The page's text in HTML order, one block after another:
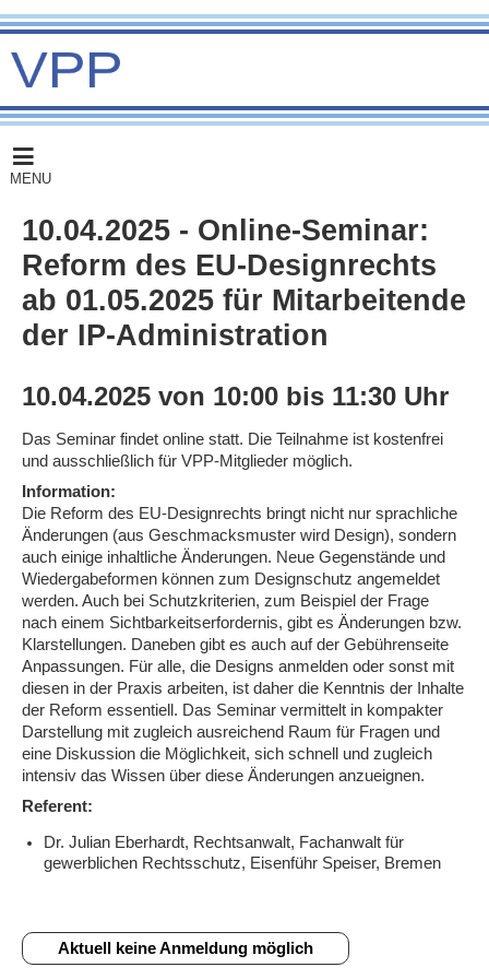
MENU
10.04.2025 - Online-Seminar:
Reform des EU-Designrechts
ab 01.05.2025 für Mitarbeitende
der IP-Administration
10.04.2025 von 10:00 bis 11:30 Uhr
Das Seminar findet online statt. Die Teilnahme ist kostenfrei
und ausschließlich für VPP-Mitglieder möglich.
Information:
Die Reform des EU-Designrechts bringt nicht nur sprachliche
Änderungen (aus Geschmacksmuster wird Design), sondern
auch einige inhaltliche Änderungen. Neue Gegenstände und
Wiedergabeformen können zum Designschutz angemeldet
werden. Auch bei Schutzkriterien, zum Beispiel der Frage
nach einem Sichtbarkeitserfordernis, gibt es Änderungen bzw.
Klarstellungen. Daneben gibt es auch auf der Gebührenseite
Anpassungen. Für alle, die Designs anmelden oder sonst mit
diesen in der Praxis arbeiten, ist daher die Kenntnis der Inhalte
der Reform essentiell. Das Seminar vermittelt in kompakter
Darstellung mit zugleich ausreichend Raum für Fragen und
eine Diskussion die Möglichkeit, sich schnell und zugleich
intensiv das Wissen über diese Änderungen anzueignen.
Referent:
Dr. Julian Eberhardt, Rechtsanwalt, Fachanwalt für
gewerblichen Rechtsschutz, Eisenführ Speiser, Bremen
Aktuell keine Anmeldung möglich